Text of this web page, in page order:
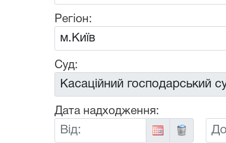
Регіон:
Суд:
Дата надходження:
Від:
До: